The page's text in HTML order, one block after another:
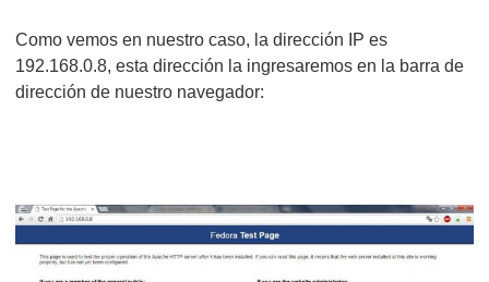
Como vemos en nuestro caso, la dirección IP es
192.168.0.8, esta dirección la ingresaremos en la barra de
dirección de nuestro navegador: